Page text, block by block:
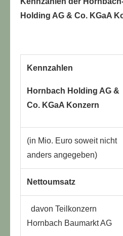
Holding AG & Co. KGaA
Kennzahlen
Hornbach Holding AG &
Co. KGaA Konzern
(in Mio. Euro soweit nicht
anders angegeben)
Nettoumsatz
davon Teilkonzern
Hornbach Baumarkt AG